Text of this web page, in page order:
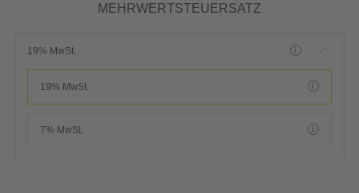
MEHRWERTSTEUERSATZ
19% MwSt.
19% MwSt.
7% MwSt.